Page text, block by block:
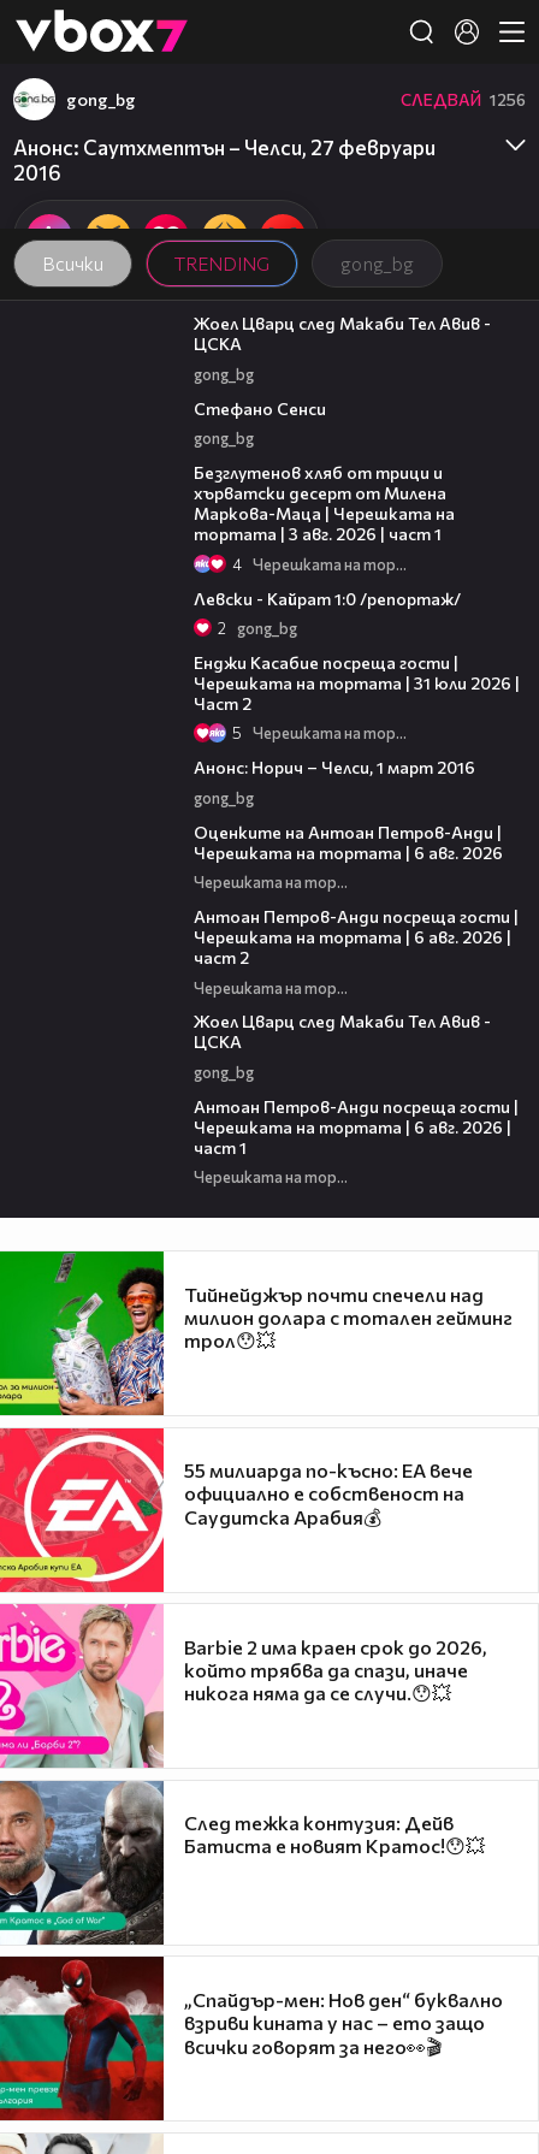
👾
Всички TRENDING gong_bg
gong_bg СЛЕДВАЙ 1256
Анонс: Саутхмептън – Челси, 27 февруари
2016
02:27
Жоел Цварц след Макаби Тел Авив -
ЦСКА
gong_bg
Стефано Сенси
gong_bg
Безглутенов хляб от трици и
хърватски десерт от Милена
Маркова-Маца | Черешката на
тортата | 3 авг. 2026 | част 1
4 Черешката на тортата
Левски - Кайрат 1:0 /репортаж/
2 gong_bg
Енджи Касабие посреща гости |
Черешката на тортата | 31 юли 2026 |
Част 2
5 Черешката на тортата
Анонс: Норич – Челси, 1 март 2016
gong_bg
Оценките на Антоан Петров-Анди |
Черешката на тортата | 6 авг. 2026
Черешката на тортата
Антоан Петров-Анди посреща гости |
Черешката на тортата | 6 авг. 2026 |
част 2
Черешката на тортата
Жоел Цварц след Макаби Тел Авив -
ЦСКА
gong_bg
Антоан Петров-Анди посреща гости |
Черешката на тортата | 6 авг. 2026 |
част 1
Черешката на тортата
Тийнейджър почти спечели над
милион долара с тотален гейминг
трол😯💥
55 милиарда по-късно: EA вече
официално е собственост на
Саудитска Арабия💰
Barbie 2 има краен срок до 2026,
който трябва да спази, иначе
никога няма да се случи.😯💥
След тежка контузия: Дейв
Батиста е новият Кратос!😯💥
„Спайдър-мен: Нов ден“ буквално
взриви кината у нас – ето защо
всички говорят за него👀🎬